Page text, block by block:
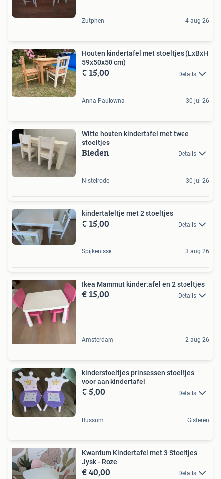
Zutphen 4 aug 26
Houten kindertafel met stoeltjes (LxBxH
59x50x50 cm)
€ 15,00 Details
Anna Paulowna 30 jul 26
Witte houten kindertafel met twee
stoeltjes
Bieden Details
Nistelrode 30 jul 26
kindertafeltje met 2 stoeltjes
€ 15,00 Details
Spijkenisse 3 aug 26
Ikea Mammut kindertafel en 2 stoeltjes
€ 15,00 Details
Amsterdam 2 aug 26
kinderstoeltjes prinsessen stoeltjes
voor aan kindertafel
€ 5,00 Details
Bussum Gisteren
Kwantum Kindertafel met 3 Stoeltjes
Jysk - Roze
€ 40,00 Details